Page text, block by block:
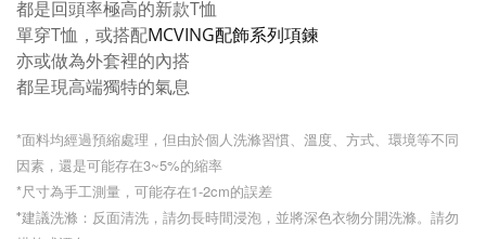
都是回頭率極高的新款T恤
單穿T恤，或搭配MCVING配飾系列項鍊
亦或做為外套裡的內搭
都呈現高端獨特的氣息
*面料均經過預縮處理， 但由於個人洗滌習慣、溫度、方式、環境等不同
因素，還是可能存在3~5%的縮率
*尺寸為手工測量，可能存在1-2cm的誤差
*建議洗滌： 反面清洗，請勿長時間浸泡，並將深色衣物分開洗滌。 請勿